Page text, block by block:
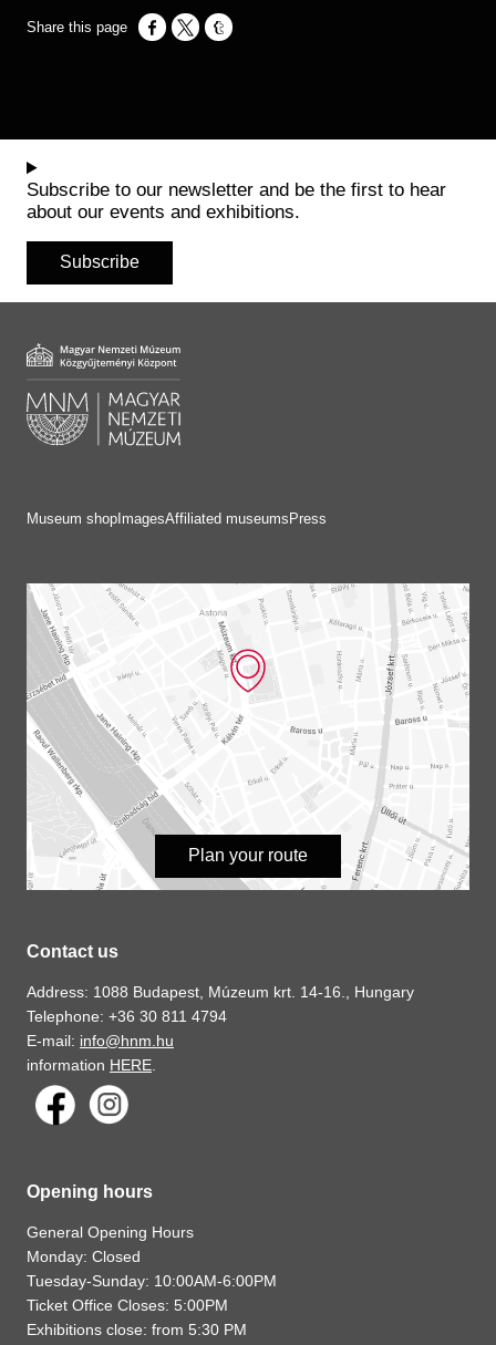
Opens in a new window
Opens in a new window
Opens in a new window
Subscribe to our newsletter and be the first to hear
about our events and exhibitions.
Subscribe
Museum shop ImagesAffiliated museums Press
Plan your route
Contact us
Address: 1088 Budapest, Múzeum krt. 14-16., Hungary
Telephone: +36 30 811 4794
E-mail: info@hnm.hu
information HERE
Opening hours
General Opening Hours
Monday: Closed
Tuesday-Sunday: 10:00AM-6:00PM
Ticket Office Closes: 5:00PM
Exhibitions close: from 5:30 PM